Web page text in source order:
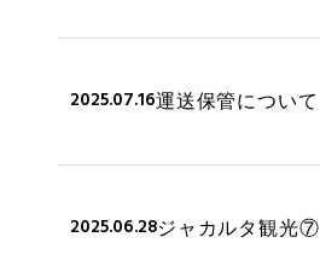
2025.07.16運送保管について
2025.06.28ジャカルタ観光⑦